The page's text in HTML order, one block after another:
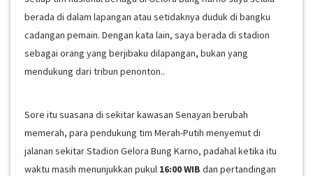
berada di dalam lapangan atau setidaknya duduk di bangku
cadangan pemain. Dengan kata lain, saya berada di stadion
sebagai orang yang berjibaku dilapangan, bukan yang
mendukung dari tribun penonton..
Sore itu suasana di sekitar kawasan Senayan berubah
memerah, para pendukung tim Merah-Putih menyemut di
jalanan sekitar Stadion Gelora Bung Karno, padahal ketika itu
waktu masih menunjukkan pukul 16:00 WIB dan pertandingan